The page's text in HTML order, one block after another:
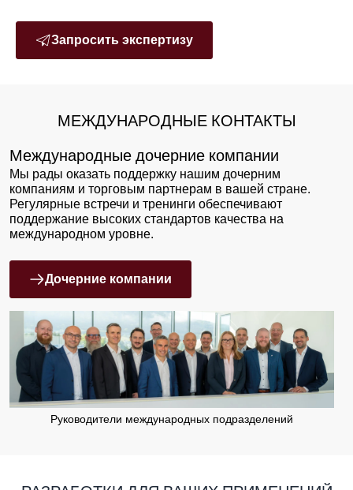
Запросить экспертизу
МЕЖДУНАРОДНЫЕ КОНТАКТЫ
Международные дочерние компании
Мы рады оказать поддержку нашим дочерним
компаниям и торговым партнерам в вашей стране.
Регулярные встречи и тренинги обеспечивают
поддержание высоких стандартов качества на
международном уровне.
Дочерние компании
Руководители международных подразделений